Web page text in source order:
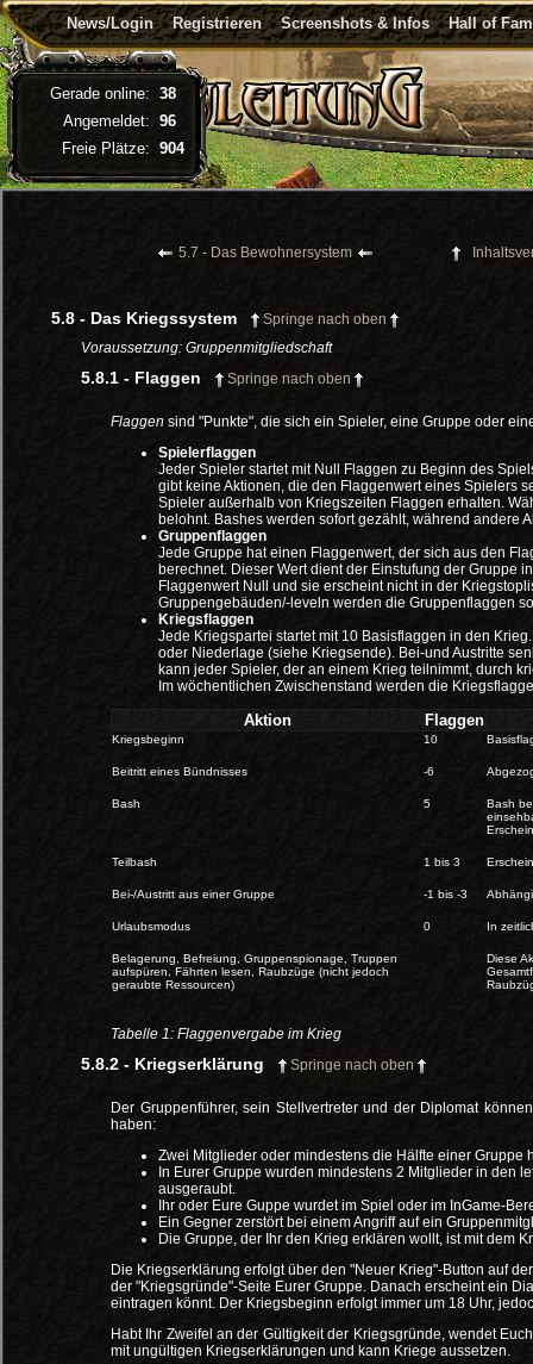
News/Login Registrieren Screenshots & Infos Hall of
5.7 - Das Bewohnersystem
5.8 - Das Kriegssystem
Springe nach oben
Voraussetzung: Gruppenmitgliedschaft
5.8.1 - Flaggen Springe nach oben
Flaggen sind "Punkte", die sich ein Spieler, eine Gruppe oder
Spielerflaggen
Jeder Spieler startet mit Null Flaggen zu Beginn des
gibt keine Aktionen, die den Flaggenwert eines Spielers
Spieler außerhalb von Kriegszeiten Flaggen erhalten.
belohnt. Bashes werden sofort gezählt, während andere
Gruppenflaggen
Jede Gruppe hat einen Flaggenwert, der sich aus den
berechnet. Dieser Wert dient der Einstufung der Gruppe
Flaggenwert Null und sie erscheint nicht in der
Gruppengebäuden/-leveln werden die Gruppenflaggen
Kriegsflaggen
Jede Kriegspartei startet mit 10 Basisflaggen in den
oder Niederlage (siehe Kriegsende). Bei-und Austritte
kann jeder Spieler, der an einem Krieg teilnimmt, durch
Im wöchentlichen Zwischenstand werden die
Aktion Flaggen
Kriegsbeginn 10
Beitritt eines Bündnisses -6
Bash 5
Bash
Teilbash 1 bis 3
Bei-/Austritt aus einer Gruppe -1 bis -3
Urlaubsmodus 0 In
Belagerung, Befreiung, Gruppenspionage, Truppen
aufspüren, Fährten lesen, Raubzüge (nicht jedoch
geraubte Ressourcen)
Diese
Tabelle 1: Flaggenvergabe im Krieg
5.8.2 - Kriegserklärung Springe nach oben
Der Gruppenführer, sein Stellvertreter und der Diplomat
haben:
Zwei Mitglieder oder mindestens die Hälfte einer
In Eurer Gruppe wurden mindestens 2 Mitglieder in den
ausgeraubt.
Ihr oder Eure Guppe wurdet im Spiel oder im InGame-
Ein Gegner zerstört bei einem Angriff auf ein
Die Gruppe, der Ihr den Krieg erklären wollt, ist mit dem
Die Kriegserklärung erfolgt über den "Neuer Krieg"-Button auf
der "Kriegsgründe"-Seite Eurer Gruppe. Danach erscheint ein
eintragen könnt. Der Kriegsbeginn erfolgt immer um 18 Uhr,
Habt Ihr Zweifel an der Gültigkeit der Kriegsgründe, wendet
mit ungültigen Kriegserklärungen und kann Kriege aussetzen.
Gerade online: 38
Angemeldet: 96
Freie Plätze: 904